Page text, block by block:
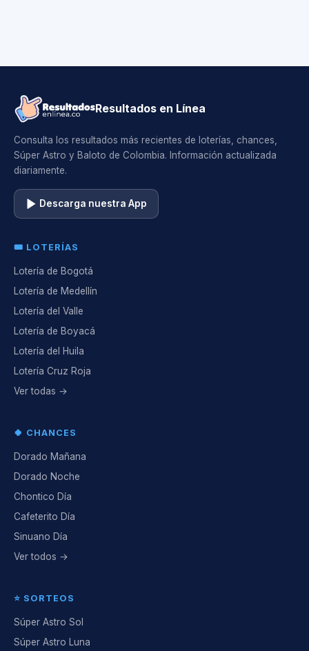
Resultados en Línea
Consulta los resultados más recientes de loterías, chances,
Súper Astro y Baloto de Colombia. Información actualizada
diariamente.
Descarga nuestra App
🎟️ LOTERÍAS
Lotería de Bogotá
Lotería de Medellín
Lotería del Valle
Lotería de Boyacá
Lotería del Huila
Lotería Cruz Roja
Ver todas →
🍀 CHANCES
Dorado Mañana
Dorado Noche
Chontico Día
Cafeterito Día
Sinuano Día
Ver todos →
⭐ SORTEOS
Súper Astro Sol
Súper Astro Luna